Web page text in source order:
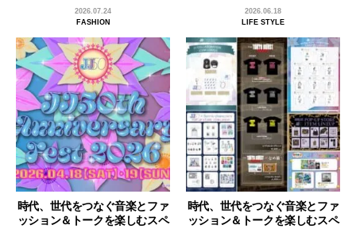
2026.07.24
FASHION
2026.06.18
LIFE STYLE
時代、世代をつなぐ音楽とファ
ッション＆トークを楽しむスペ
時代、世代をつなぐ音楽とファ
ッション＆トークを楽しむスペ